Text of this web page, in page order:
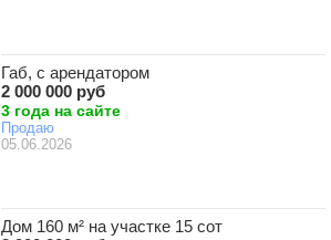
Габ, с арендатором
2 000 000 руб
3 года на сайте
Продаю
05.06.2026
Дом 160 м² на участке 15 сот